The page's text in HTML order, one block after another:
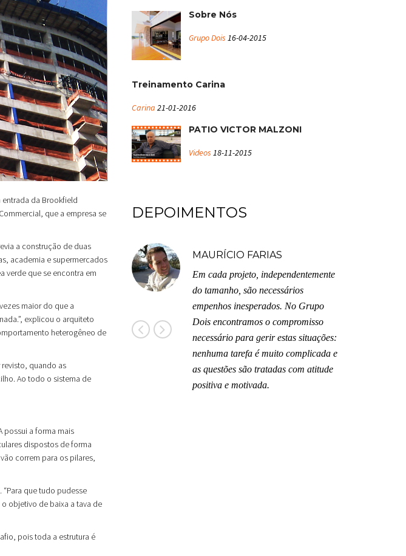
da Brookfield
que a empresa se
a construção de duas
academia e supermercados
verde que se encontra em
maior do que a
explicou o arquiteto
heterogêneo de
quando as
Ao todo o sistema de
possui a forma mais
dispostos de forma
correm para os pilares,
que tudo pudesse
objetivo de baixa a tava de
pois toda a estrutura é
Sobre Nós
Grupo Dois 16-04-2015
Treinamento Carina
Carina 21-01-2016
PATIO VICTOR MALZONI
Videos 18-11-2015
DEPOIMENTOS
MAURÍCIO FARIAS
Em cada projeto, independentemente
do tamanho, são necessários
empenhos inesperados. No Grupo
Dois encontramos o compromisso
necessário para gerir estas situações:
nenhuma tarefa é muito complicada e
as questões são tratadas com atitude
positiva e motivada.